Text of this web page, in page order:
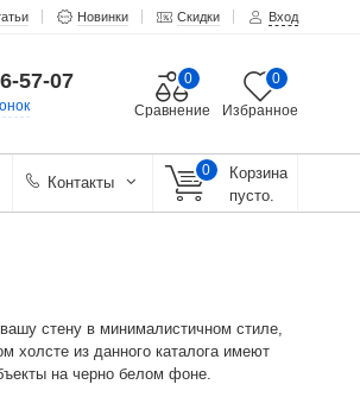
Новинки Скидки Вход
57-07
Избранное
0
Сравнение
0
0
Корзина
пусто.
Контакты
стену в минималистичном стиле,
холсте из данного каталога имеют
на черно белом фоне.